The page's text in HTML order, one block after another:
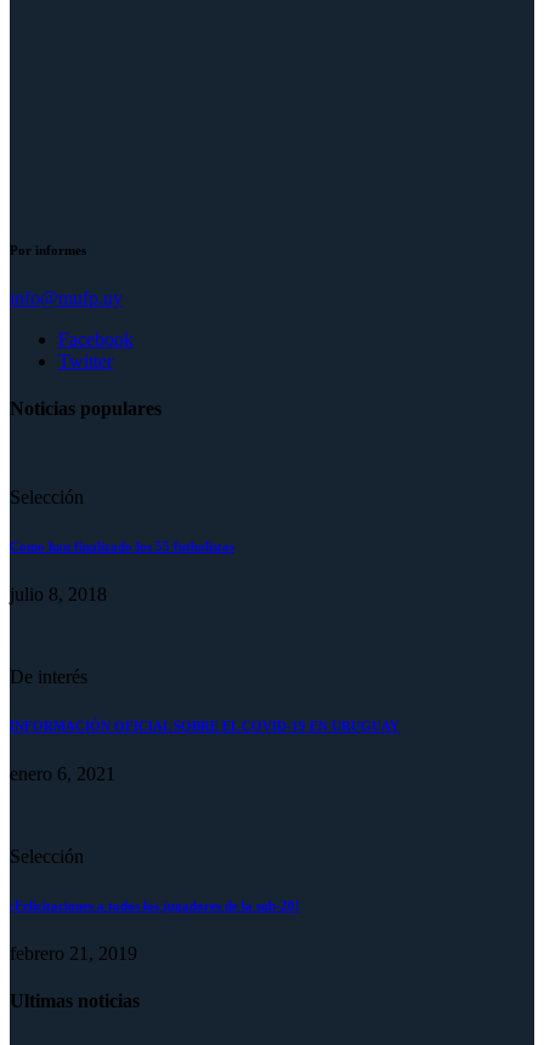
Por informes
info@mufp.uy
Facebook
Twitter
Noticias populares
Selección
Como han finalizado los 55 futbolistas
julio 8, 2018
De interés
INFORMACIÓN OFICIAL SOBRE EL COVID-19 EN URUGUAY
enero 6, 2021
Selección
¡Felicitaciones a todos los jugadores de la sub-20!
febrero 21, 2019
Ultimas noticias